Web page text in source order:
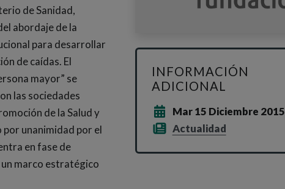
de Sanidad,
abordaje de la
para desarrollar
de caídas. El
mayor” se
las sociedades
de la Salud y
por unanimidad por el
en fase de
marco estratégico
INFORMACIÓN
ADICIONAL
Mar 15 Diciembre 2015
Actualidad